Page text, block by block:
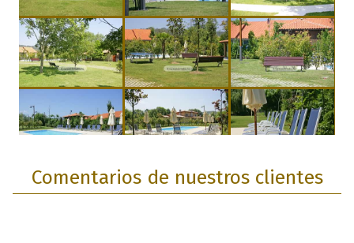
Comentarios de nuestros clientes